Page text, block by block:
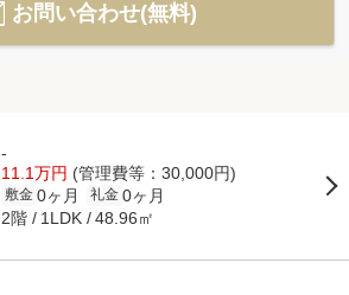
お問い合わせ(無料)
-
11.1万円 (管理費等：30,000円)
敷金 0ヶ月 礼金 0ヶ月
2階 1LDK 48.96㎡